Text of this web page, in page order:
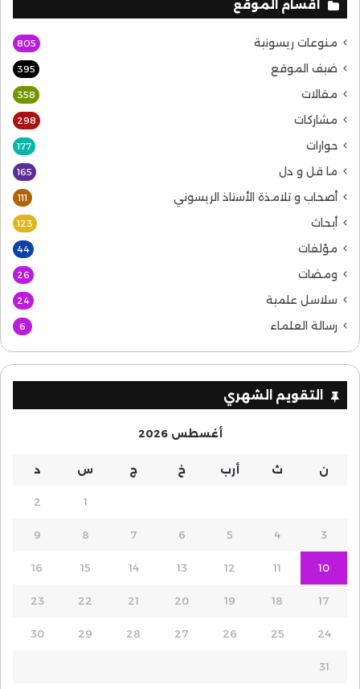
أقسام الموقع
منوعات ريسونية 805
ضيف الموقع 395
مقالات 358
مشاركات 298
حوارات 177
ما قل و دل 165
أصحاب و تلامذة الأستاذ الريسوني 111
أبحاث 123
مؤلفات 44
ومضات 26
سلاسل علمية 24
رسالة العلماء 6
التقويم الشهري
أغسطس 2026
ن ث أرب خ ج س د
1
2
3
4
5
6
7
8
9
10
11
12
13
14
15
16
17
18
19
20
21
22
23
24
25
26
27
28
29
30
31